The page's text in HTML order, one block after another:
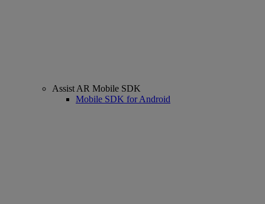
Assist AR Mobile SDK
Mobile SDK for Android